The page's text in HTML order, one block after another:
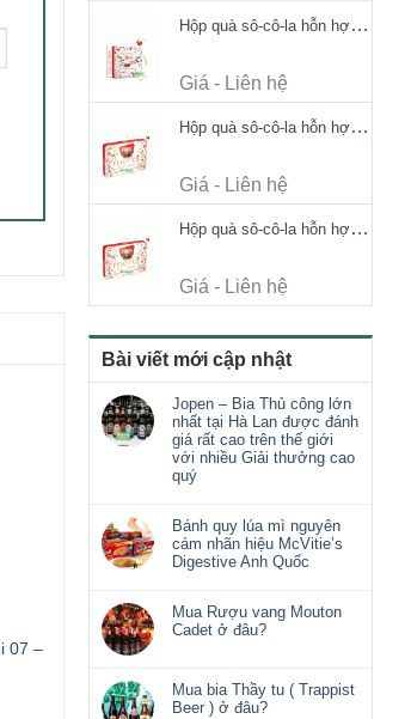
Hộp quà sô-cô-la hỗn hợp Merci Petits Chocolate Collection 125g thiếc
Giá - Liên hệ
Hộp quà sô-cô-la hỗn hợp Merci Finest Selection 250g thiếc
Giá - Liên hệ
Hộp quà sô-cô-la hỗn hợp Merci Finest Selection 250g thiếc
Giá - Liên hệ
Bài viết mới cập nhật
Jopen – Bia Thủ công lớn
nhất tại Hà Lan được đánh
giá rất cao trên thế giới
với nhiều Giải thưởng cao
quý
Bánh quy lúa mì nguyên
cám nhãn hiệu McVitie’s
Digestive Anh Quốc
Mua Rượu vang Mouton
Cadet ở đâu?
Mua bia Thầy tu ( Trappist
Beer ) ở đâu?
07 –